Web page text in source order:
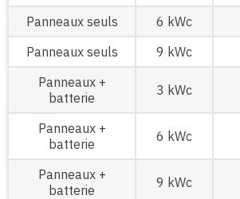
Panneaux seuls
6 kWc
Panneaux seuls
9 kWc
Panneaux +
batterie
3 kWc
Panneaux +
batterie
6 kWc
Panneaux +
batterie
9 kWc